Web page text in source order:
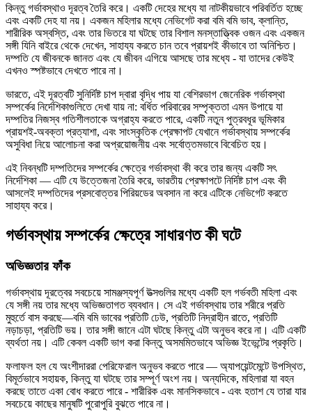
কিন্তু গর্ভাবস্থাও দূরত্ব তৈরি করে। একটি দেহের মধ্যে যা নাটকীয়ভাবে পরিবর্তিত হচ্ছে
এবং একটি দেহ যা নয়। একজন মহিলার মধ্যে নেভিগেট করা বমি বমি ভাব, ক্লান্তি,
শারীরিক অস্বস্তি, এবং তার ভিতরে যা ঘটছে তার বিশাল মনস্তাত্ত্বিক ওজন এবং একজন
সঙ্গী যিনি বাইরে থেকে দেখেন, সাহায্য করতে চান তবে প্রায়শই কীভাবে তা অনিশ্চিত।
দম্পতি যে জীবনকে জানত এবং যে জীবন এগিয়ে আসছে তার মধ্যে - যা তাদের কেউই
এখনও স্পষ্টভাবে দেখতে পারে না।
ভারতে, এই দূরত্বটি সুনির্দিষ্ট চাপ দ্বারা বৃদ্ধি পায় যা বেশিরভাগ জেনেরিক গর্ভাবস্থা
সম্পর্কের নির্দেশিকাগুলিতে দেখা যায় না: বর্ধিত পরিবারের সম্পৃক্ততা এমন উপায়ে যা
দম্পতির নিজস্ব গতিশীলতাকে অগ্রাহ্য করতে পারে, একটি নতুন পুত্রবধূর ভূমিকার
প্রায়শই-অবক্তা প্রত্যাশা, এবং সাংস্কৃতিক প্রেক্ষাপট যেখানে গর্ভাবস্থায় সম্পর্কের
অসুবিধা নিয়ে আলোচনা করা অপ্রয়োজনীয় এবং সর্বোত্তমভাবে বিবেচিত হয়।
এই নিবন্ধটি দম্পতিদের সম্পর্কের ক্ষেত্রে গর্ভাবস্থা কী করে তার জন্য একটি সৎ
নির্দেশিকা — এটি যে উত্তেজনা তৈরি করে, ভারতীয় প্রেক্ষাপটে নির্দিষ্ট চাপ এবং কী
আসলেই দম্পতিদের প্রসবোত্তর পিরিয়ডের অবসান না করে এটিকে নেভিগেট করতে
সাহায্য করে।
গর্ভাবস্থায় সম্পর্কের ক্ষেত্রে সাধারণত কী ঘটে
অভিজ্ঞতার ফাঁক
গর্ভাবস্থায় দূরত্বের সবচেয়ে সামঞ্জস্যপূর্ণ উত্সগুলির মধ্যে একটি হল গর্ভবতী মহিলা এবং
যে সঙ্গী নয় তার মধ্যে অভিজ্ঞতাগত ব্যবধান। সে এই গর্ভাবস্থায় তার শরীরে প্রতি
মুহুর্তে বাস করছে—বমি বমি ভাবের প্রতিটি ঢেউ, প্রতিটি নিদ্রাহীন রাতে, প্রতিটি
নড়াচড়া, প্রতিটি ভয়। তার সঙ্গী জানে এটা ঘটছে কিন্তু এটা অনুভব করে না। এটি একটি
ব্যর্থতা নয়। এটি কেবল একটি ভাগ করা কিন্তু অসমমিতভাবে অভিজ্ঞ ইভেন্টের প্রকৃতি।
ফলাফল হল যে অংশীদাররা পেরিফেরাল অনুভব করতে পারে — অ্যাপয়েন্টমেন্টে উপস্থিত,
বিমূর্তভাবে সহায়ক, কিন্তু যা ঘটছে তার সম্পূর্ণ অংশ নয়। অন্যদিকে, মহিলারা যা বহন
করছে তাতে একা বোধ করতে পারে - শারীরিক এবং মানসিকভাবে - এবং হতাশ যে তারা যার
সবচেয়ে কাছের মানুষটি পুরোপুরি বুঝতে পারে না।